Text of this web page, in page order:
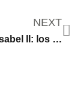
NEXT
Muerte de Isabel II: los países y territorios de América en los que reina Carlos III